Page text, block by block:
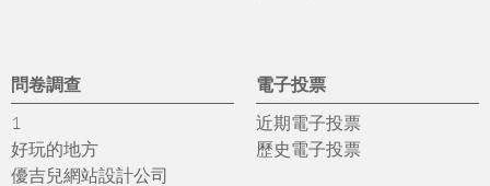
問卷調查
1
好玩的地方
優吉兒網站設計公司
電子投票
近期電子投票
歷史電子投票